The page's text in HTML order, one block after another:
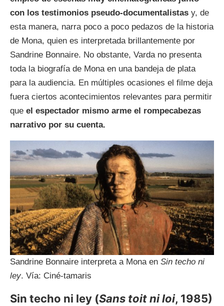
con los testimonios pseudo-documentalistas y, de
esta manera, narra poco a poco pedazos de la historia
de Mona, quien es interpretada brillantemente por
Sandrine Bonnaire. No obstante, Varda no presenta
toda la biografía de Mona en una bandeja de plata
para la audiencia. En múltiples ocasiones el filme deja
fuera ciertos acontecimientos relevantes para permitir
que el espectador mismo arme el rompecabezas
narrativo por su cuenta.
Sandrine Bonnaire interpreta a Mona en Sin techo ni
ley. Vía: Ciné-tamaris
Sin techo ni ley (Sans toit ni loi, 1985)